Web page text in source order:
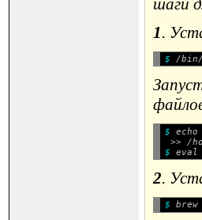
шаги
1.
$ /bin/
$ echo
>> /
$ eval
2.
$